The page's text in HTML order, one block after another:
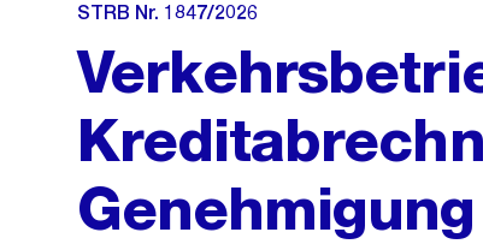
STRB Nr. 1847/2026
Genehmigung